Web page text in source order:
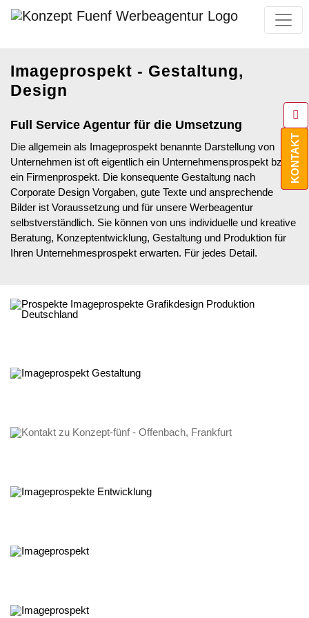
KONTAKT
Imageprospekt - Gestaltung,
Design
Full Service Agentur für die Umsetzung
Die allgemein als Imageprospekt benannte Darstellung von
Unternehmen ist oft eigentlich ein Unternehmensprospekt bzw.
ein Firmenprospekt. Die konsequente Gestaltung nach
Corporate Design Vorgaben, gute Texte und ansprechende
Bilder ist Voraussetzung und für unsere Werbeagentur
selbstverständlich. Sie können von uns individuelle und kreative
Beratung, Konzeptentwicklung, Gestaltung und Produktion für
Ihren Unternehmesprospekt erwarten. Für jedes Detail.